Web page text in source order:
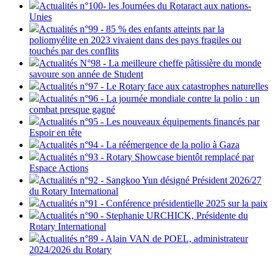
Actualités n°100- les Journées du Rotaract aux nations-
Unies
Actualités n°99 - 85 % des enfants atteints par la
poliomyélite en 2023 vivaient dans des pays fragiles ou
touchés par des conflits
Actualités N°98 - La meilleure cheffe pâtissière du monde
savoure son année de Student
Actualités n°97 - Le Rotary face aux catastrophes naturelles
Actualités n°96 - La journée mondiale contre la polio : un
combat presque gagné
Actualités n°95 - Les nouveaux équipements financés par
Espoir en tête
Actualités n°94 - La réémergence de la polio à Gaza
Actualités n°93 - Rotary Showcase bientôt remplacé par
Espace Actions
Actualités n°92 - Sangkoo Yun désigné Président 2026/27
du Rotary International
Actualités n°91 - Conférence présidentielle 2025 sur la paix
Actualités n°90 - Stephanie URCHICK, Présidente du
Rotary International
Actualités n°89 - Alain VAN de POEL, administrateur
2024/2026 du Rotary